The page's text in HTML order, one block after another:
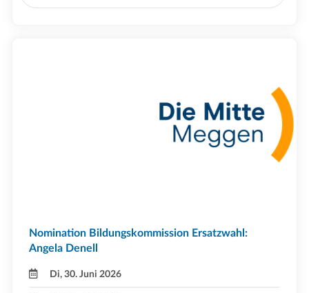
Nomination Bildungskommission Ersatzwahl:
Angela Denell
Di, 30. Juni 2026